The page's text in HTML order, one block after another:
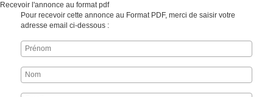
Recevoir l'annonce au format pdf
Pour recevoir cette annonce au Format PDF, merci de saisir votre
adresse email ci-dessous :